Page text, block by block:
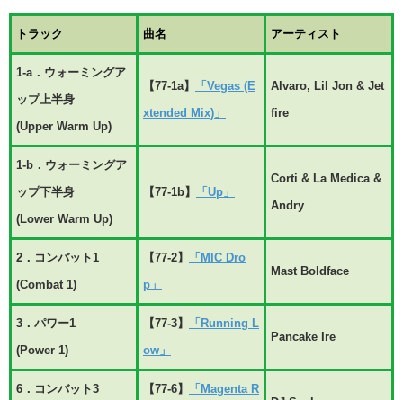
トラック 曲名 アーティスト
1-a．ウォーミングア
ップ上半身
(Upper Warm Up)
【77-1a】
「Vegas (E
xtended Mix)」
Alvaro, Lil Jon & Jet
fire
1-b．ウォーミングア
ップ下半身
(Lower Warm Up)
【77-1b】 「Up」
Corti & La Medica &
Andry
2．コンバット1
(Combat 1)
【77-2】
「MIC Dro
p」
Mast Boldface
3．パワー1
(Power 1)
【77-3】
「Running L
ow」
Pancake Ire
6．コンバット3
【77-6】
「Magenta R